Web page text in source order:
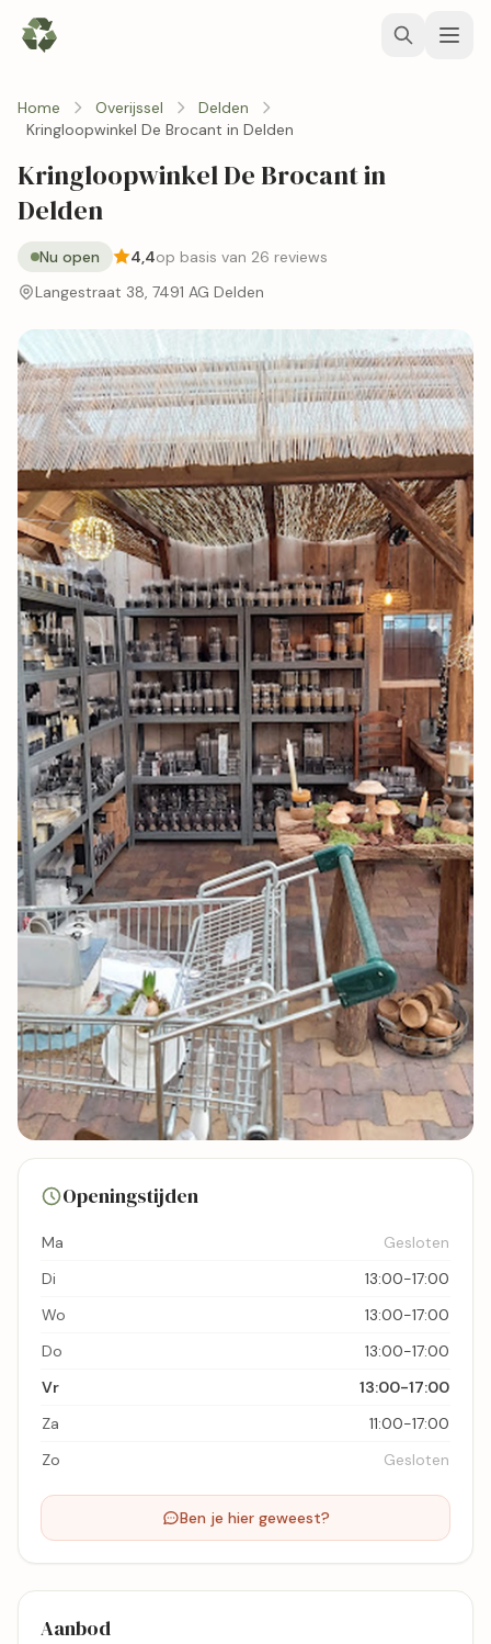
Home Overijssel
Delden
Kringloopwinkel De Brocant in Delden
Kringloopwinkel De Brocant in
Delden
Nu open 4,4op basis van 26 reviews
Langestraat 38, 7491 AG Delden
Bekijk kaart
Openingstijden
Ma
Gesloten
Di
13:00-17:00
Wo
13:00-17:00
Do
13:00-17:00
Vr
13:00-17:00
Za
11:00-17:00
Zo
Gesloten
Ben je hier geweest?
Aanbod